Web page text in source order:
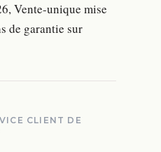
Vente-unique mise
de garantie sur
CLIENT DE